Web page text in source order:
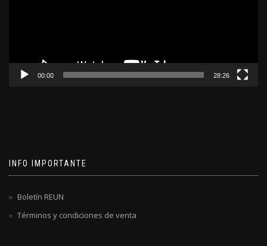
00:00 28:26
INFO IMPORTANTE
Boletín REUN
Términos y condiciones de venta